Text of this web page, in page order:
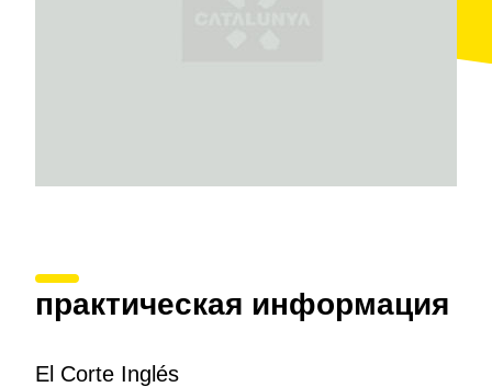
практическая информация
El Corte Inglés